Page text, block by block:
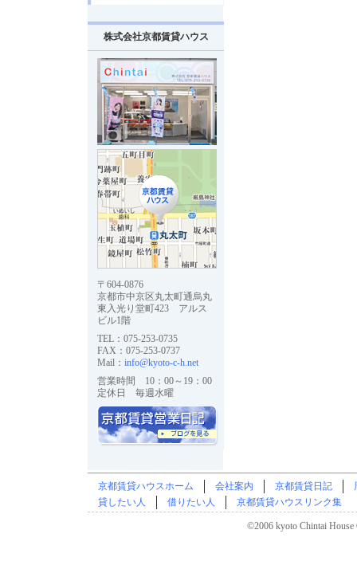
株式会社京都賃貸ハウス
〒604-0876
京都市中京区丸太町通烏丸
東入光り堂町423 アルス
ビル1階
TEL：075-253-0735
FAX：075-253-0737
Mail： info@kyoto-c-h.net
営業時間 10：00～19：00
定休日 毎週水曜
京都賃貸ハウスホーム 会社案内 京都賃貸日記
貸したい人
借りたい人 京都賃貸ハウスリンク集
©2006 kyoto Chintai House